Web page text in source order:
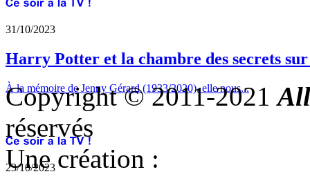
31/10/2023
Harry Potter et la chambre des secrets
À la mémoire de Jenny Gérard (1933/2020), elle nous...
23/10/2023
Copyright © 2011-2021
réservés
Une création :